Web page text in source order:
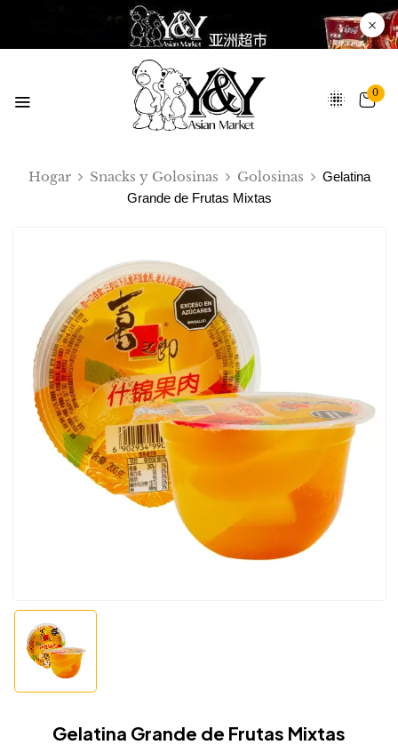
0
Hogar Snacks y Golosinas Golosinas
Gelatina
Grande de Frutas Mixtas
Gelatina Grande de Frutas Mixtas